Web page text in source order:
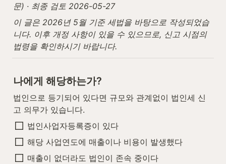
문) · 최종 검토 2026-05-27
이 글은 2026년 5월 기준 세법을 바탕으로 작성되었습
니다. 이후 개정 사항이 있을 수 있으므로, 신고 시점의
법령을 확인하시기 바랍니다.
나에게 해당하는가?
법인으로 등기되어 있다면 규모와 관계없이 법인세 신
고 의무가 있습니다.
법인사업자등록증이 있다
해당 사업연도에 매출이나 비용이 발생했다
매출이 없더라도 법인이 존속 중이다